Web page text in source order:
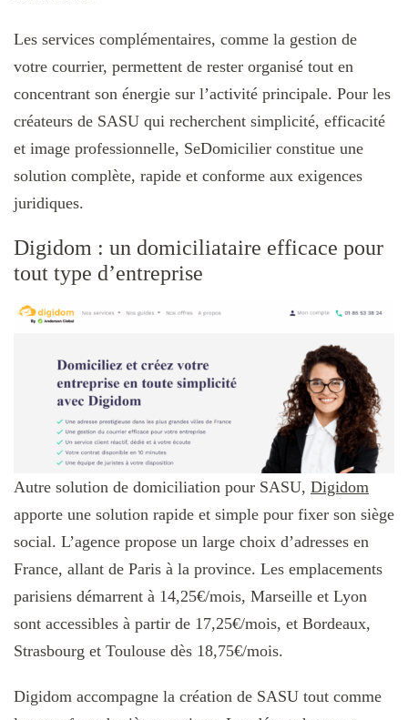
Les services complémentaires, comme la gestion de
votre courrier, permettent de rester organisé tout en
concentrant son énergie sur l’activité principale. Pour les
créateurs de SASU qui recherchent simplicité, efficacité
et image professionnelle, SeDomicilier constitue une
solution complète, rapide et conforme aux exigences
juridiques.
Digidom : un domiciliataire efficace pour
tout type d’entreprise
Autre solution de domiciliation pour SASU, Digidom
apporte une solution rapide et simple pour fixer son siège
social. L’agence propose un large choix d’adresses en
France, allant de Paris à la province. Les emplacements
parisiens démarrent à 14,25€/mois, Marseille et Lyon
sont accessibles à partir de 17,25€/mois, et Bordeaux,
Strasbourg et Toulouse dès 18,75€/mois.
Digidom accompagne la création de SASU tout comme